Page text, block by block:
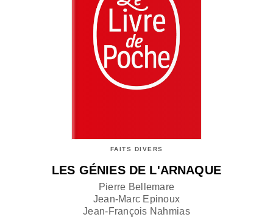
FAITS DIVERS
LES GÉNIES DE L'ARNAQUE
Pierre Bellemare
Jean-Marc Epinoux
Jean-François Nahmias